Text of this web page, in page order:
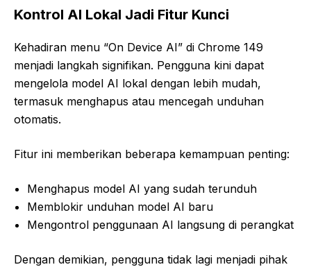
Kontrol AI Lokal Jadi Fitur Kunci
Kehadiran menu “On Device AI” di Chrome 149
menjadi langkah signifikan. Pengguna kini dapat
mengelola model AI lokal dengan lebih mudah,
termasuk menghapus atau mencegah unduhan
otomatis.
Fitur ini memberikan beberapa kemampuan penting:
Menghapus model AI yang sudah terunduh
Memblokir unduhan model AI baru
Mengontrol penggunaan AI langsung di perangkat
Dengan demikian, pengguna tidak lagi menjadi pihak